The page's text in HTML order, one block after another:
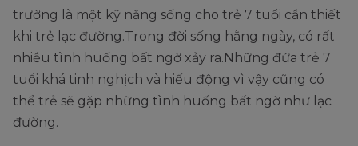
trường là một kỹ năng sống cho trẻ 7 tuổi cần thiết
khi trẻ lạc đường.Trong đời sống hằng ngày, có rất
nhiều tình huống bất ngờ xảy ra.Những đứa trẻ 7
tuổi khá tinh nghịch và hiếu động vì vậy cũng có
thể trẻ sẽ gặp những tình huống bất ngờ như lạc
đường.